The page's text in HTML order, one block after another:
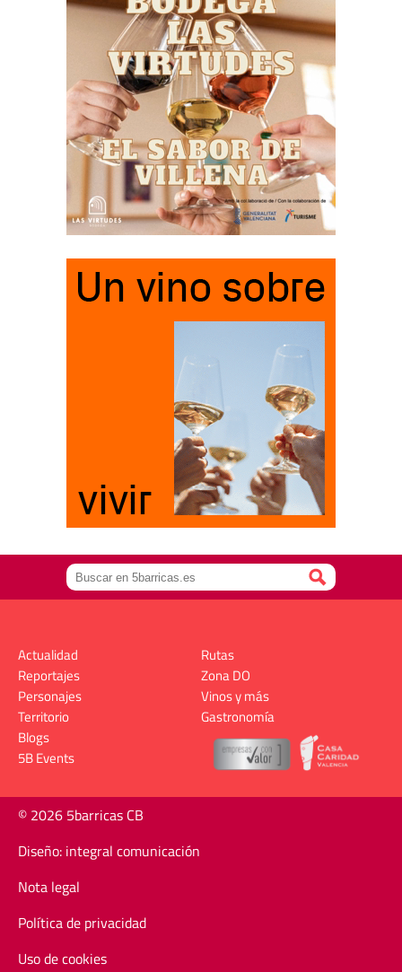
Actualidad
Reportajes
Personajes
Territorio
Rutas
Zona DO
Vinos y más
Gastronomía
Blogs
5B Events
© 2026 5barricas CB
Diseño: integral comunicación
Nota legal
Política de privacidad
Uso de cookies